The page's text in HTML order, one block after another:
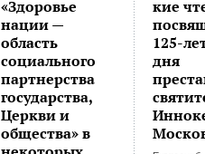
«Здоровье
нации —
область
социального
партнерства
государства,
Церкви и
общества» в
кие
125-
дня